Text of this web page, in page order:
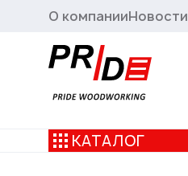
О компанииНовости
КАТАЛОГ